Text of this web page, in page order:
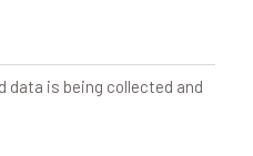
data is being collected and